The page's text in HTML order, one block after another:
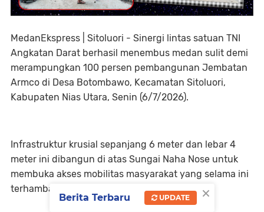
MedanEkspress | Sitoluori - Sinergi lintas satuan TNI
Angkatan Darat berhasil menembus medan sulit demi
merampungkan 100 persen pembangunan Jembatan
Armco di Desa Botombawo, Kecamatan Sitoluori,
Kabupaten Nias Utara, Senin (6/7/2026).
Infrastruktur krusial sepanjang 6 meter dan lebar 4
meter ini dibangun di atas Sungai Naha Nose untuk
membuka akses mobilitas masyarakat yang selama ini
terhambat.
×
Berita Terbaru UPDATE